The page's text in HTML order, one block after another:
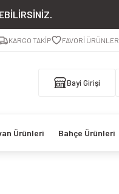
KARGO TAKİP FAVORİ ÜRÜNLER
Bayi Girişi
Ürünleri Bahçe Ürünleri